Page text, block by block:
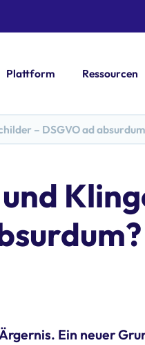
Plattform Ressourcen
– DSGVO ad
Ein neuer